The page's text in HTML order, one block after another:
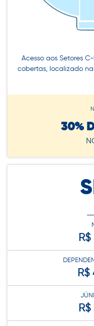
Acesso aos Setores
cobertas, localizado
30%
R$